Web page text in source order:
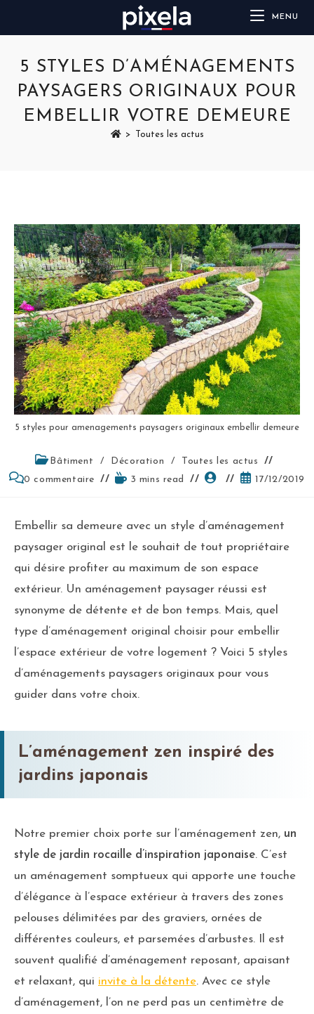
MENU
5 STYLES D’AMÉNAGEMENTS
PAYSAGERS ORIGINAUX POUR
EMBELLIR VOTRE DEMEURE
> Toutes les actus
5 styles pour amenagements paysagers originaux embellir demeure
Bâtiment / Décoration /
Toutes les actus
0 commentaire
3 mins read 17/12/2019
Embellir sa demeure avec un style d’aménagement
paysager original est le souhait de tout propriétaire
qui désire profiter au maximum de son espace
extérieur. Un aménagement paysager réussi est
synonyme de détente et de bon temps. Mais, quel
type d’aménagement original choisir pour embellir
l’espace extérieur de votre logement ? Voici 5 styles
d’aménagements paysagers originaux pour vous
guider dans votre choix.
L’aménagement zen inspiré des
jardins japonais
Notre premier choix porte sur l’aménagement zen, un
style de jardin rocaille d’inspiration japonaise. C’est
un aménagement somptueux qui apporte une touche
d’élégance à l’espace extérieur à travers des zones
pelouses délimitées par des graviers, ornées de
différentes couleurs, et parsemées d’arbustes. Il est
souvent qualifié d’aménagement reposant, apaisant
et relaxant, qui invite à la détente. Avec ce style
d’aménagement, l’on ne perd pas un centimètre de